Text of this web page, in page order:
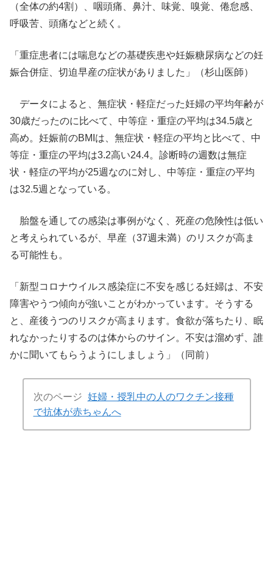
（全体の約4割）、咽頭痛、鼻汁、味覚、嗅覚、倦怠感、
呼吸苦、頭痛などと続く。
「重症患者には喘息などの基礎疾患や妊娠糖尿病などの妊
娠合併症、切迫早産の症状がありました」（杉山医師）
データによると、無症状・軽症だった妊婦の平均年齢が
30歳だったのに比べて、中等症・重症の平均は34.5歳と
高め。妊娠前のBMIは、無症状・軽症の平均と比べて、中
等症・重症の平均は3.2高い24.4。診断時の週数は無症
状・軽症の平均が25週なのに対し、中等症・重症の平均
は32.5週となっている。
胎盤を通しての感染は事例がなく、死産の危険性は低い
と考えられているが、早産（37週未満）のリスクが高ま
る可能性も。
「新型コロナウイルス感染症に不安を感じる妊婦は、不安
障害やうつ傾向が強いことがわかっています。そうする
と、産後うつのリスクが高まります。食欲が落ちたり、眠
れなかったりするのは体からのサイン。不安は溜めず、誰
かに聞いてもらうようにしましょう」（同前）
次のページ 妊婦・授乳中の人のワクチン接種
で抗体が赤ちゃんへ